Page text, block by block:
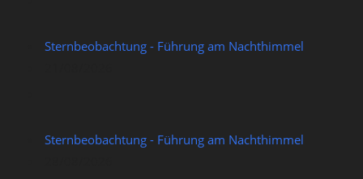
Sternbeobachtung - Führung am Nachthimmel
Sternbeobachtung - Führung am Nachthimmel